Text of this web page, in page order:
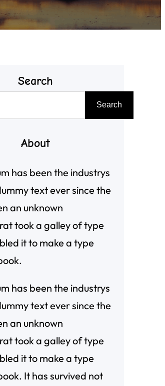
Search
Search
About
has been the industrys
text ever since the
an unknown
took a galley of type
it to make a type
has been the industrys
text ever since the
an unknown
took a galley of type
it to make a type
It has survived not